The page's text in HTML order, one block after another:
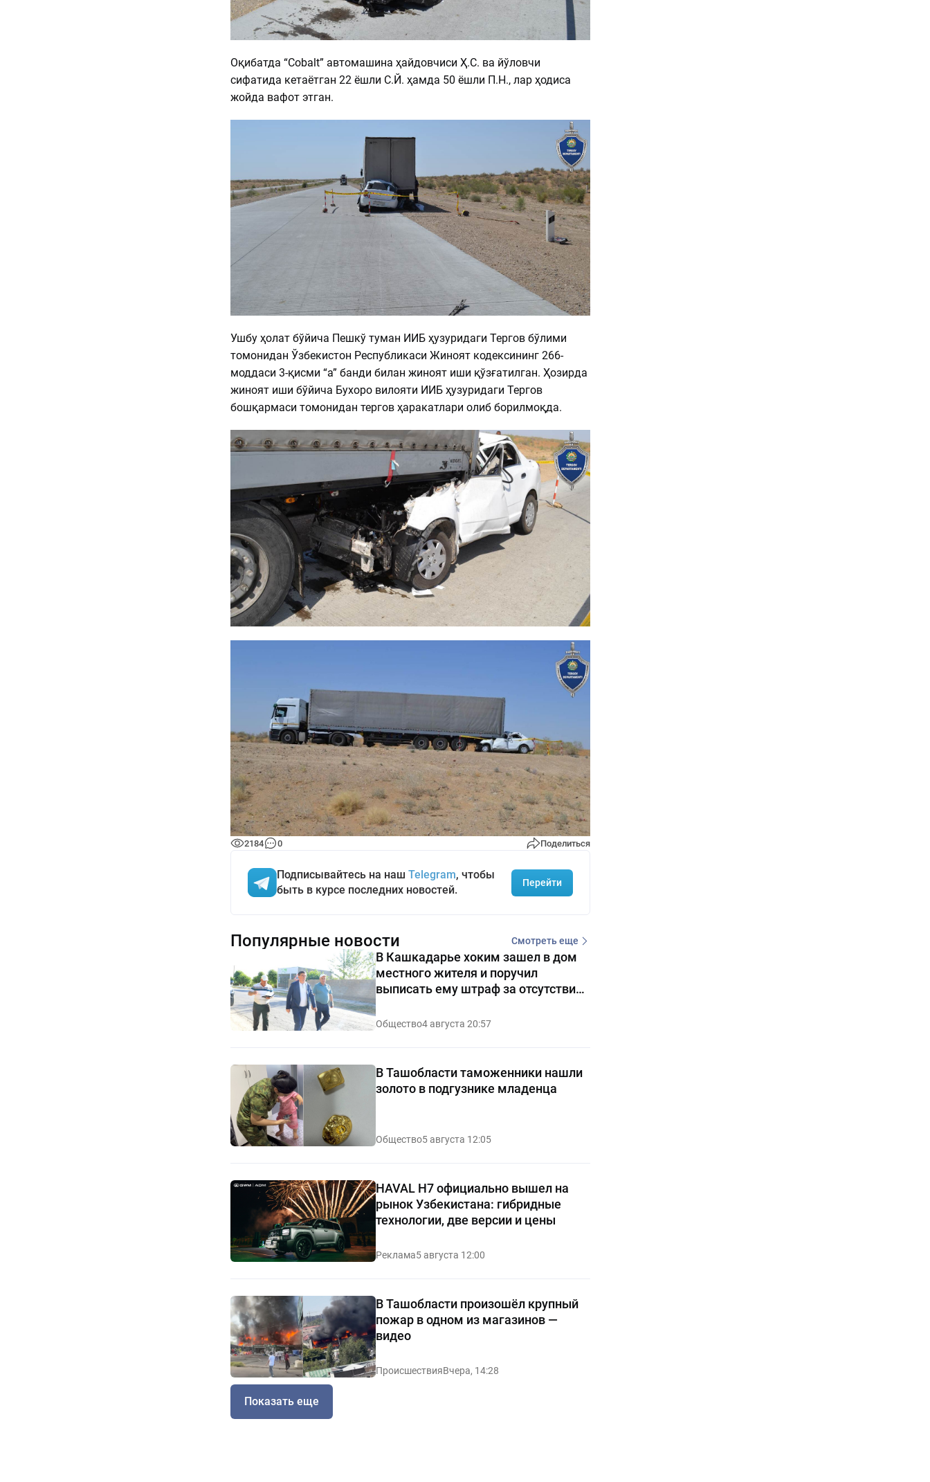
Оқибатда “Cobalt” автомашина ҳайдовчиси Ҳ.С. ва йўловчи
сифатида кетаётган 22 ёшли С.Й. ҳамда 50 ёшли П.Н., лар ҳодиса
жойда вафот этган.
Ушбу ҳолат бўйича Пешкў туман ИИБ ҳузуридаги Тергов бўлими
томонидан Ўзбекистон Республикаси Жиноят кодексининг 266-
моддаси 3-қисми “а” банди билан жиноят иши қўзғатилган. Ҳозирда
жиноят иши бўйича Бухоро вилояти ИИБ ҳузуридаги Тергов
бошқармаси томонидан тергов ҳаракатлари олиб борилмоқда.
2184 0 Поделиться
Подписывайтесь на наш Telegram, чтобы
быть в курсе последних новостей.
Перейти
Популярные новости Смотреть еще
В Кашкадарье хоким зашел в дом
местного жителя и поручил
выписать ему штраф за отсутствие
чистоты — видео
Общество4 августа 20:57
В Ташобласти таможенники нашли
золото в подгузнике младенца
Общество5 августа 12:05
HAVAL H7 официально вышел на
рынок Узбекистана: гибридные
технологии, две версии и цены
Реклама5 августа 12:00
В Ташобласти произошёл крупный
пожар в одном из магазинов —
видео
ПроисшествияВчера, 14:28
Показать еще